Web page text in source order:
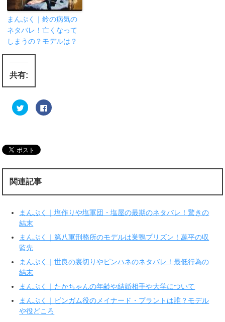
まんぷく｜鈴の病気の
ネタバレ！亡くなって
しまうの？モデルは？
共有:
ク
リ
w
i
e
r
で
有
新
し
い
ウ
ン
ド
ウ
開
き
ま
)
F
a
す
ク
ッ
ク
く
だ
さ
新
し
ィ
ン
ド
ウ
で
開
関連記事
まんぷく｜塩作りや塩軍団・塩屋の最期のネタバレ！驚きの
結末
まんぷく｜第八軍刑務所のモデルは巣鴨プリズン！萬平の収
監先
まんぷく｜世良の裏切りやピンハネのネタバレ！最低行為の
結末
まんぷく｜たかちゃんの年齢や結婚相手や大学について
まんぷく｜ビンガム役のメイナード・プラントは誰？モデル
や役どころ